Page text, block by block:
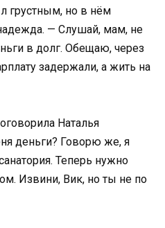
грустным, но в нём
— Слушай, мам, не
в долг. Обещаю, через
задержали, а жить на
Наталья
деньги? Говорю же, я
Теперь нужно
Извини, Вик, но ты не по